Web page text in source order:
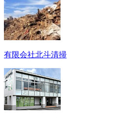
有限会社北斗清掃